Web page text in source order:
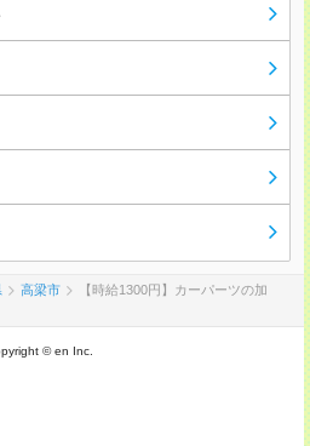
高梁市
【時給1300円】カーパーツの加
© en Inc.